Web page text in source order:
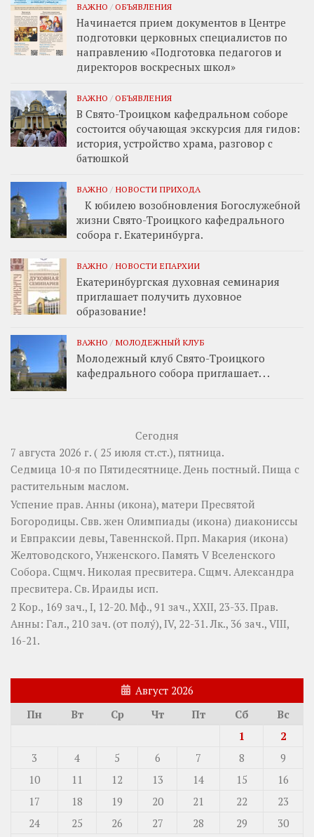
ВАЖНО / ОБЪЯВЛЕНИЯ
Начинается прием документов в Центре
подготовки церковных специалистов по
направлению «Подготовка педагогов и
директоров воскресных школ»
ВАЖНО / ОБЪЯВЛЕНИЯ
В Свято-Троицком кафедральном соборе
состоится обучающая экскурсия для гидов:
история, устройство храма, разговор с
батюшкой
ВАЖНО / НОВОСТИ ПРИХОДА
К юбилею возобновления Богослужебной
жизни Свято-Троицкого кафедрального
собора г. Екатеринбурга.
ВАЖНО / НОВОСТИ ЕПАРХИИ
Екатеринбургская духовная семинария
приглашает получить духовное
образование!
ВАЖНО / МОЛОДЕЖНЫЙ КЛУБ
Молодежный клуб Свято-Троицкого
кафедрального собора приглашает. . .
Сегодня
7 августа 2026 г. ( 25 июля ст.ст.), пятница.
Седмица 10-я по Пятидесятнице. День постный. Пища с
растительным маслом.
Успение прав. Анны (икона), матери Пресвятой
Богородицы. Свв. жен Олимпиады (икона) диакониссы
и Евпраксии девы, Тавеннской. Прп. Макария (икона)
Желтоводского, Унженского. Память V Вселенского
Собора. Сщмч. Николая пресвитера. Сщмч. Александра
пресвитера. Св. Ираиды исп.
2 Кор., 169 зач., I, 12-20. Мф., 91 зач., XXII, 23-33. Прав.
Анны: Гал., 210 зач. (от полу́), IV, 22-31. Лк., 36 зач., VIII,
16-21.
Август 2026
Пн
Вт Ср Чт Пт Сб
Вс
1
2
3
4 5 6 7 8
9
10
11 12 13 14 15
16
17
18 19 20 21 22
23
24
25 26 27 28 29
30